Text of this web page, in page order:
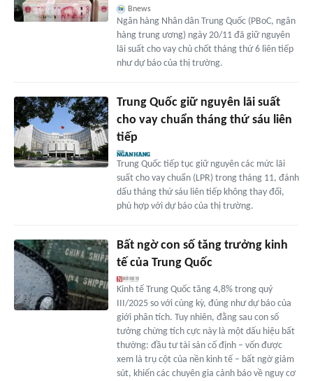
Bnews
Ngân hàng Nhân dân Trung Quốc (PBoC, ngân
hàng trung ương) ngày 20/11 đã giữ nguyên
lãi suất cho vay chủ chốt tháng thứ 6 liên tiếp
như dự báo của thị trường.
Trung Quốc giữ nguyên lãi suất
cho vay chuẩn tháng thứ sáu liên
tiếp
Trung Quốc tiếp tục giữ nguyên các mức lãi
suất cho vay chuẩn (LPR) trong tháng 11, đánh
dấu tháng thứ sáu liên tiếp không thay đổi,
phù hợp với dự báo của thị trường.
Bất ngờ con số tăng trưởng kinh
tế của Trung Quốc
Kinh tế Trung Quốc tăng 4,8% trong quý
III/2025 so với cùng kỳ, đúng như dự báo của
giới phân tích. Tuy nhiên, đằng sau con số
tưởng chừng tích cực này là một dấu hiệu bất
thường: đầu tư tài sản cố định – vốn được
xem là trụ cột của nền kinh tế – bất ngờ giảm
sút, khiến các chuyên gia cảnh báo về nguy cơ